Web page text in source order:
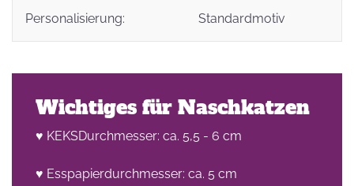
Personalisierung: Standardmotiv
Wichtiges für Naschkatzen
♥ KEKSDurchmesser: ca. 5,5 - 6 cm
♥ Esspapierdurchmesser: ca. 5 cm